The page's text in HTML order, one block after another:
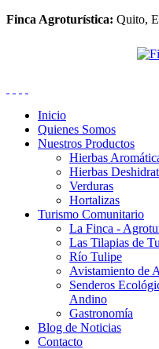
Finca Agroturística: Quito,
Inicio
Quienes Somos
Nuestros Productos
Hierbas
Hierbas
Verduras
Hortalizas
Turismo Comunitario
La Finca -
Las Tilapias de
Río Tulipe
Avistamiento de
Senderos
Andino
Gastronomía
Blog de Noticias
Contacto